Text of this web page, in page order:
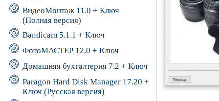
ВидеоМонтаж 11.0 + Ключ
(Полная версия)
Bandicam 5.1.1 + Ключ
ФотоМАСТЕР 12.0 + Ключ
Домашняя бухгалтерия 7.2 + Ключ
Paragon Hard Disk Manager 17.20 +
Ключ (Русская версия)